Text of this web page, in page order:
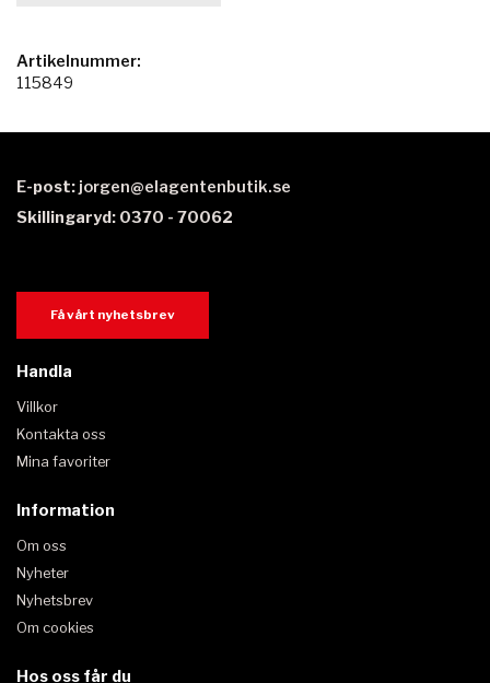
Artikelnummer:
115849
E-post: jorgen@elagentenbutik.se
Skillingaryd: 0370 - 70062
Få vårt nyhetsbrev
Handla
Villkor
Kontakta oss
Mina favoriter
Information
Om oss
Nyheter
Nyhetsbrev
Om cookies
Hos oss får du